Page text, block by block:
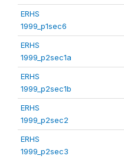
ERHS
1999_p1sec6
ERHS
1999_p2sec1a
ERHS
1999_p2sec1b
ERHS
1999_p2sec2
ERHS
1999_p2sec3